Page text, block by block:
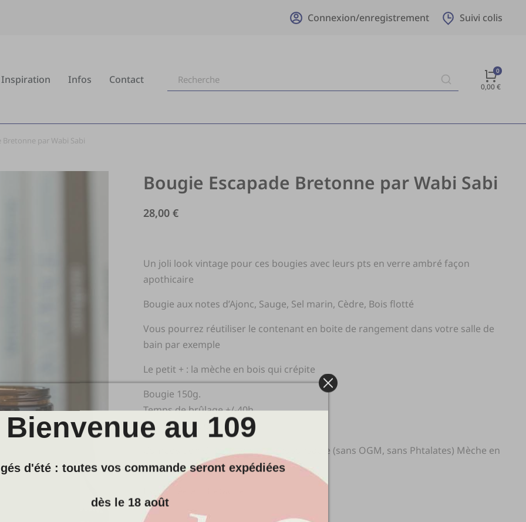
Connexion/enregistrement Suivi colis
Inspiration Infos Contact
0,00€
Bretonne par Wabi Sabi
Bougie Escapade Bretonne par Wabi Sabi
28,00 €
Un joli look vintage pour ces bougies avec leurs pts en verre ambré façon
apothicaire
Bougie aux notes d’Ajonc, Sauge, Sel marin, Cèdre, Bois flotté
Vous pourrez réutiliser le contenant en boite de rangement dans votre salle de
bain par exemple
Le petit + : la mèche en bois qui crépite
Bougie 150g.
Temps de brûlage +/-40h
h=55mm, d=70mm
Composition Cire de soja éco-responsable (sans OGM, sans Phtalates) Mèche en
bois naturelle
Fabriquée en Bretagne
Bienvenue au 109
d'été : toutes vos commande seront expédiées
dès le 18 août